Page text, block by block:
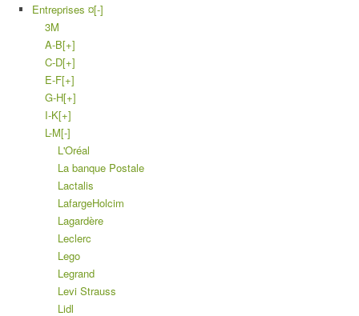
Entreprises ¤[-]
3M
A-B[+]
C-D[+]
E-F[+]
G-H[+]
I-K[+]
L-M[-]
L'Oréal
La banque Postale
Lactalis
LafargeHolcim
Lagardère
Leclerc
Lego
Legrand
Levi Strauss
Lidl